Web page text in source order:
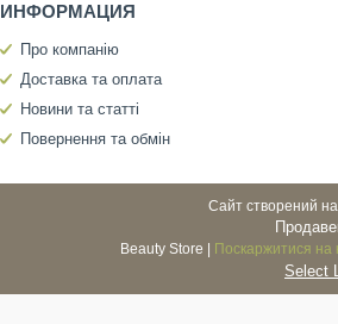
ИНФОРМАЦИЯ
Про компанію
Доставка та оплата
Новини та статті
Повернення та обмін
Сайт створений
Поскаржитися на
Select